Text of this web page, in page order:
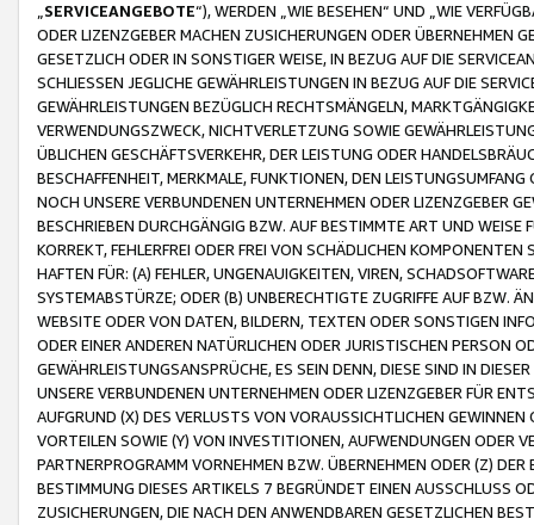
SERVICEANGEBOTE“), WERDEN „WIE BESEHEN“ UND „WIE
ODER LIZENZGEBER MACHEN ZUSICHERUNGEN ODER ÜBERNEHMEN
GESETZLICH ODER IN SONSTIGER WEISE, IN BEZUG AUF DIE
SCHLIESSEN JEGLICHE GEWÄHRLEISTUNGEN IN BEZUG AUF DIE
GEWÄHRLEISTUNGEN BEZÜGLICH RECHTSMÄNGELN,
VERWENDUNGSZWECK, NICHTVERLETZUNG SOWIE
ÜBLICHEN GESCHÄFTSVERKEHR, DER LEISTUNG ODER
BESCHAFFENHEIT, MERKMALE, FUNKTIONEN, DEN
NOCH UNSERE VERBUNDENEN UNTERNEHMEN ODER LIZENZGEBER
BESCHRIEBEN DURCHGÄNGIG BZW. AUF BESTIMMTE ART UND
KORREKT, FEHLERFREI ODER FREI VON SCHÄDLICHEN
HAFTEN FÜR: (A) FEHLER, UNGENAUIGKEITEN, VIREN,
SYSTEMABSTÜRZE; ODER (B) UNBERECHTIGTE ZUGRIFFE AUF BZW.
WEBSITE ODER VON DATEN, BILDERN, TEXTEN ODER SONSTIGEN
ODER EINER ANDEREN NATÜRLICHEN ODER JURISTISCHEN PERSON
GEWÄHRLEISTUNGSANSPRÜCHE, ES SEIN DENN, DIESE SIND IN
UNSERE VERBUNDENEN UNTERNEHMEN ODER LIZENZGEBER FÜR
AUFGRUND (X) DES VERLUSTS VON VORAUSSICHTLICHEN
VORTEILEN SOWIE (Y) VON INVESTITIONEN, AUFWENDUNGEN ODER
PARTNERPROGRAMM VORNEHMEN BZW. ÜBERNEHMEN ODER (Z)
BESTIMMUNG DIESES ARTIKELS 7 BEGRÜNDET EINEN AUSSCHLUSS
ZUSICHERUNGEN, DIE NACH DEN ANWENDBAREN GESETZLICHEN